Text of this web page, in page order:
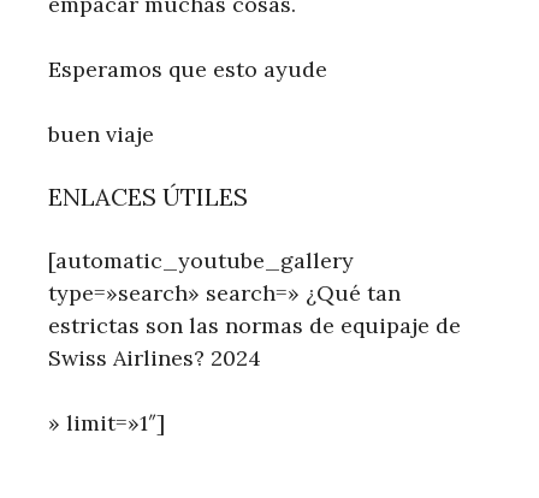
Esperamos que esto ayude
buen viaje
ENLACES ÚTILES
[automatic_youtube_gallery
type=»search» search=» ¿Qué tan
estrictas son las normas de equipaje de
Swiss Airlines? 2024
» limit=»1″]